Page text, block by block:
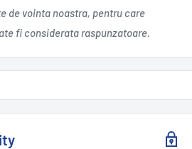
de vointa noastra, pentru care
fi considerata raspunzatoare.